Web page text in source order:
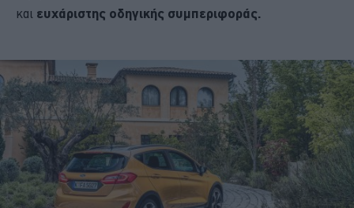
και ευχάριστης οδηγικής συμπεριφοράς.